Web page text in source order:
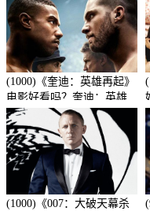
(1000)《奎迪：英雄再起》
电影好看吗？奎迪：英雄
再起影评及简介
(1000)《007：大破天幕杀